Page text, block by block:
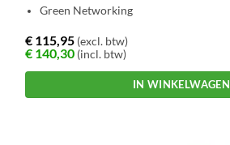
Green Networking
€ 115,95 (excl. btw)
€ 140,30 (incl. btw)
IN WINKELWAGEN